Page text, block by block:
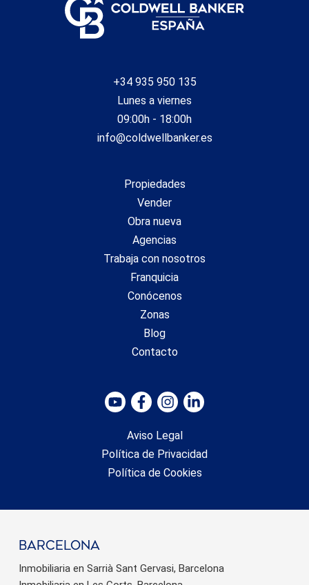
+34 935 950 135
Lunes a viernes
09:00h - 18:00h
info@coldwellbanker.es
Propiedades
Vender
Obra nueva
Agencias
Trabaja con nosotros
Franquicia
Conócenos
Zonas
Blog
Contacto
Aviso Legal
Política de Privacidad
Política de Cookies
barcelona
Inmobiliaria en Sarrià Sant Gervasi, Barcelona